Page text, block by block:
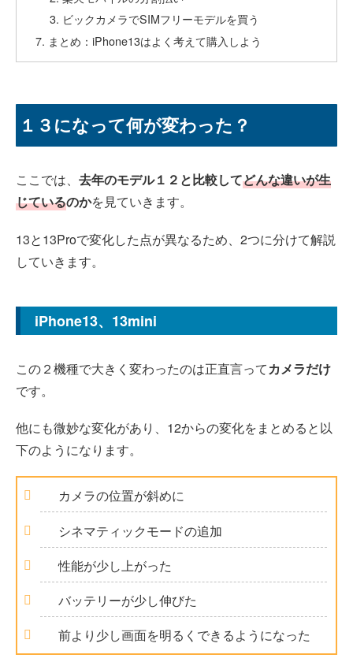
ビックカメラでSIMフリーモデルを買う
まとめ：iPhone13はよく考えて購入しよう
１３になって何が変わった？
ここでは、 去年のモデル１２と比較してどんな違いが生
じているのかを見ていきます。
13と13Proで変化した点が異なるため、2つに分けて解説
していきます。
iPhone13、13mini
この２機種で大きく変わったのは正直言ってカメラだけ
です。
他にも微妙な変化があり、12からの変化をまとめると以
下のようになります。
カメラの位置が斜めに
シネマティックモードの追加
性能が少し上がった
バッテリーが少し伸びた
前より少し画面を明るくできるようになった